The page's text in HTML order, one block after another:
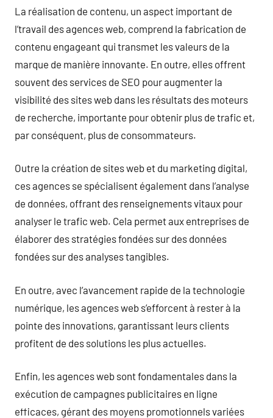
La réalisation de contenu, un aspect important de
l’travail des agences web, comprend la fabrication de
contenu engageant qui transmet les valeurs de la
marque de manière innovante. En outre, elles offrent
souvent des services de SEO pour augmenter la
visibilité des sites web dans les résultats des moteurs
de recherche, importante pour obtenir plus de trafic et,
par conséquent, plus de consommateurs.
Outre la création de sites web et du marketing digital,
ces agences se spécialisent également dans l’analyse
de données, offrant des renseignements vitaux pour
analyser le trafic web. Cela permet aux entreprises de
élaborer des stratégies fondées sur des données
fondées sur des analyses tangibles.
En outre, avec l’avancement rapide de la technologie
numérique, les agences web s’efforcent à rester à la
pointe des innovations, garantissant leurs clients
profitent de des solutions les plus actuelles.
Enfin, les agences web sont fondamentales dans la
exécution de campagnes publicitaires en ligne
efficaces, gérant des moyens promotionnels variées